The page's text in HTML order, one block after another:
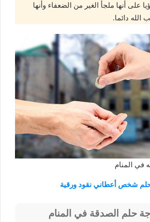
على أنها ملجأ الغير من الضعفاء وأنها
دائما.
في المنام
شخص أعطاني نقود ورقية
حلم الصدقة في المنام